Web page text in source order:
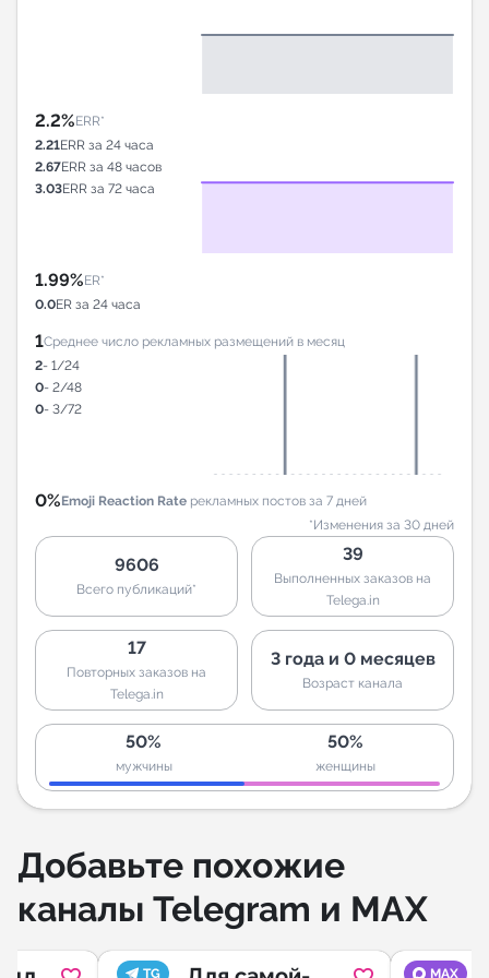
2.2%ERR*
2.21ERR за 24 часа
2.67ERR за 48 часов
3.03ERR за 72 часа
1.99%ER*
0.0ER за 24 часа
1Среднее число рекламных размещений в месяц
2- 1/24
0- 2/48
0- 3/72
0%Emoji Reaction Rate рекламных постов за 7 дней
*Изменения за 30 дней
9606
Всего публикаций*
39
Выполненных заказов на
Telega.in
17
Повторных заказов на
Telega.in
3 года и 0 месяцев
Возраст канала
50%
мужчины
50%
женщины
Добавьте похожие
каналы Telegram и MAX
TG MAX